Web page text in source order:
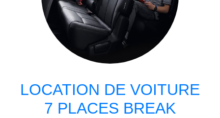
LOCATION DE VOITURE
7 PLACES BREAK